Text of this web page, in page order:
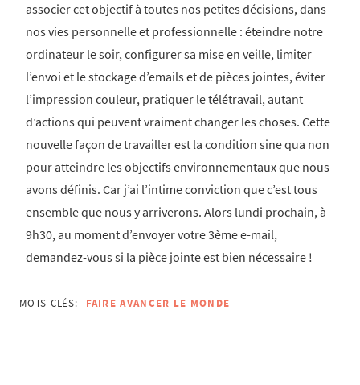
associer cet objectif à toutes nos petites décisions, dans
nos vies personnelle et professionnelle : éteindre notre
ordinateur le soir, configurer sa mise en veille, limiter
l’envoi et le stockage d’emails et de pièces jointes, éviter
l’impression couleur, pratiquer le télétravail, autant
d’actions qui peuvent vraiment changer les choses. Cette
nouvelle façon de travailler est la condition sine qua non
pour atteindre les objectifs environnementaux que nous
avons définis. Car j’ai l’intime conviction que c’est tous
ensemble que nous y arriverons. Alors lundi prochain, à
9h30, au moment d’envoyer votre 3ème e-mail,
demandez-vous si la pièce jointe est bien nécessaire !
MOTS-CLÉS: FAIRE AVANCER LE MONDE